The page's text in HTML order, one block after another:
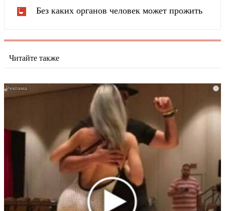
Без каких органов человек может прожить
Читайте также
i